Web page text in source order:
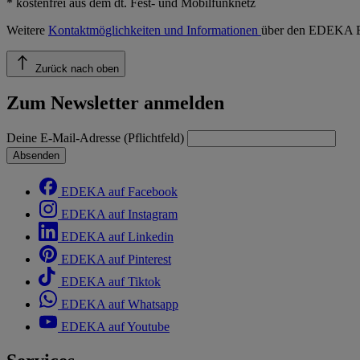
Weitere Kontaktmöglichkeiten und Informationen über den EDEKA
Zurück nach oben
Zum Newsletter anmelden
Deine E-Mail-Adresse (Pflichtfeld)
Absenden
EDEKA auf Facebook
EDEKA auf Instagram
EDEKA auf Linkedin
EDEKA auf Pinterest
EDEKA auf Tiktok
EDEKA auf Whatsapp
EDEKA auf Youtube